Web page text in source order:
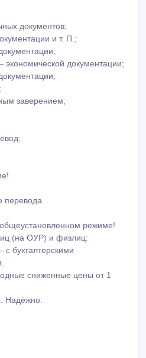
документов;
и т. П.;
документации;
заверением;
перевода.
режиме!
(на ОУР) и физлиц:
бухгалтерскими
сниженные цены от 1
Надёжно.